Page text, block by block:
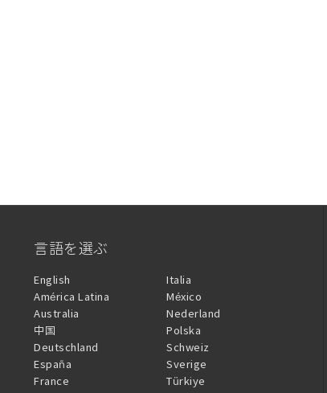
言語を選ぶ
English
América Latina
Australia
中国
Deutschland
España
France
Italia
México
Nederland
Polska
Schweiz
Sverige
Türkiye